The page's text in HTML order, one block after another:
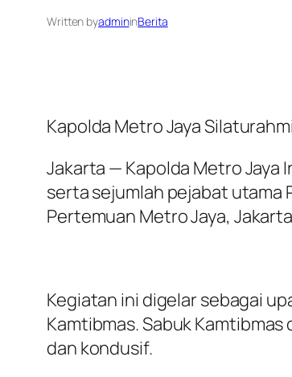
Written byadmininBerita
Kapolda Metro Jaya
Jakarta — Kapolda Metro Jaya
serta sejumlah pejabat utama
Pertemuan Metro Jaya,
Kegiatan ini digelar sebagai
Kamtibmas. Sabuk
dan kondusif.